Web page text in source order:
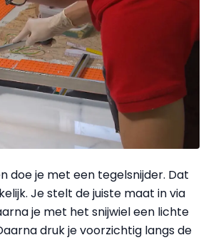
doe je met een tegelsnijder. Dat
Je stelt de juiste maat in via
je met het snijwiel een lichte
druk je voorzichtig langs de